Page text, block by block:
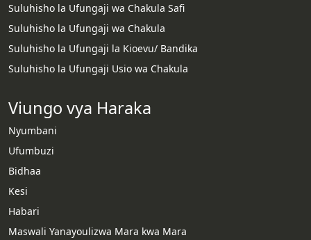
Suluhisho la Ufungaji wa Chakula Safi
Suluhisho la Ufungaji wa Chakula
Suluhisho la Ufungaji la Kioevu/ Bandika
Suluhisho la Ufungaji Usio wa Chakula
Viungo vya Haraka
Nyumbani
Ufumbuzi
Bidhaa
Kesi
Habari
Maswali Yanayoulizwa Mara kwa Mara